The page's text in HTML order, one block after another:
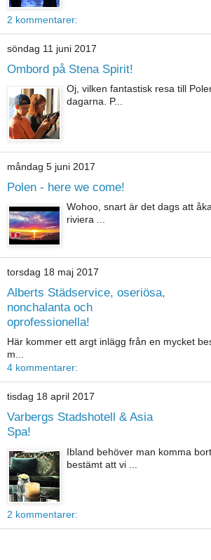
2 kommentarer:
söndag 11 juni 2017
Ombord på Stena Spirit!
Oj, vilken fantastisk resa till
dagarna. P...
måndag 5 juni 2017
Polen - here we come!
Wohoo, snart är det dags att
riviera ...
torsdag 18 maj 2017
Alberts Städservice, oseriösa,
nonchalanta och
oprofessionella!
Här kommer ett argt inlägg från en mycket
m...
4 kommentarer:
tisdag 18 april 2017
Varbergs Stadshotell & Asia
Spa!
Ibland behöver man komma
bestämt att vi ...
2 kommentarer: